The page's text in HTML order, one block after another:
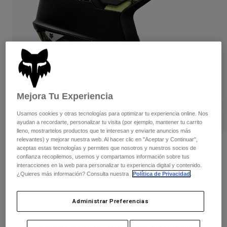
Pantalones largos
Pantalones cortos
Chaquetas y chalecos
Guantes
Protecciones
Gafas de protección
Calcetines
Accesorios
Recambios
Guantes
Chaquetas
Gafas de protección
Calcetines
Mochilas y accesorios
Camisas
Ver todo
Mujer
Camisetas y tops
Sudaderas
Chaquetas
Pantalones
Camisas
Ver todo
Protecciones
Gafas de Protección
Calcetines
Ver todo
Moto
Cascos
Camisetas
Pantalones
Botas
Casco Dropframe Pro Flow
N.º de artículo38354
279,99 €
Mejora Tu Experiencia
Usamos cookies y otras tecnologías para optimizar tu experiencia online. Nos
ayudan a recordarte, personalizar tu visita (por ejemplo, mantener tu carrito
lleno, mostrartelos productos que te interesan y enviarte anuncios más
relevantes) y mejorar nuestra web. Al hacer clic en "Aceptar y Continuar",
aceptas estas tecnologías y permites que nosotros y nuestros socios de
confianza recopilemos, usemos y compartamos información sobre tus
interacciones en la web para personalizar tu experiencia digital y contenido.
¿Quieres más información? Consulta nuestra
Política de Privacidad
Administrar Preferencias